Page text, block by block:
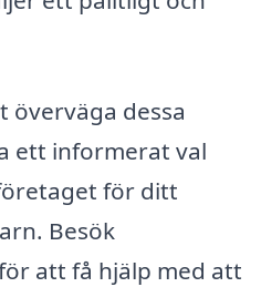
överväga dessa
ett informerat val
för ditt
Besök
att få hjälp med att